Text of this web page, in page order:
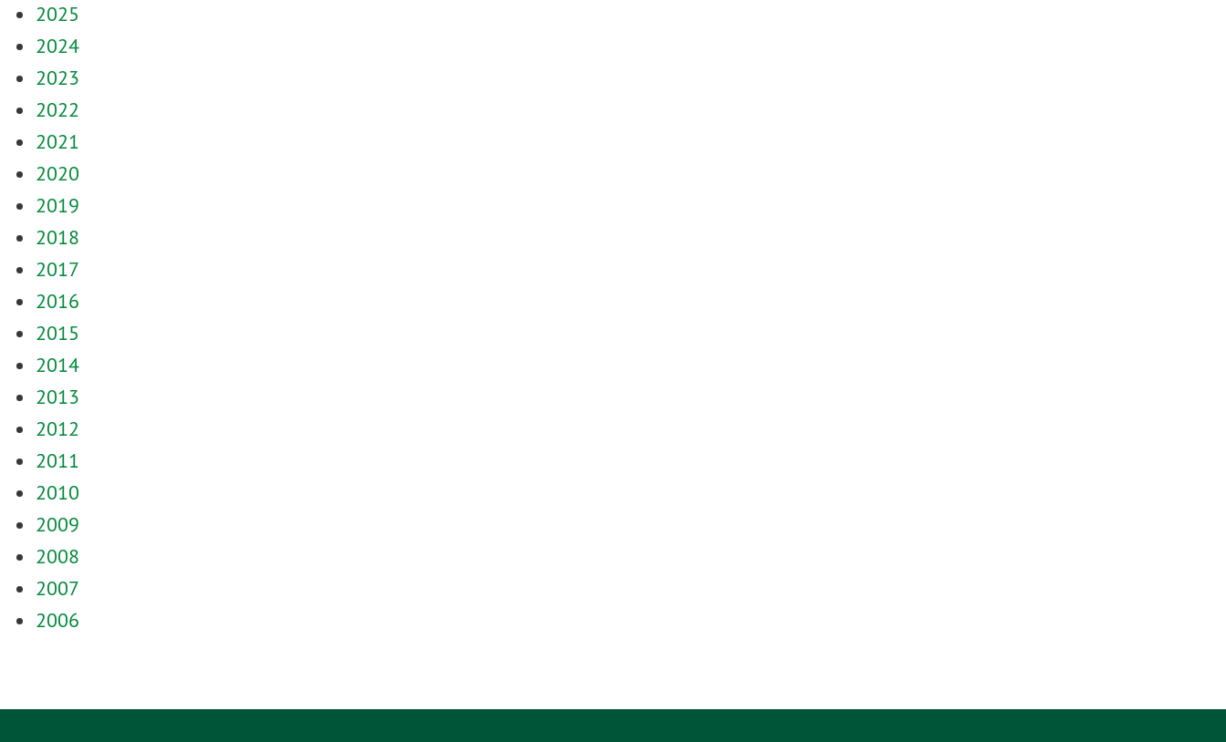
2025
2024
2023
2022
2021
2020
2019
2018
2017
2016
2015
2014
2013
2012
2011
2010
2009
2008
2007
2006